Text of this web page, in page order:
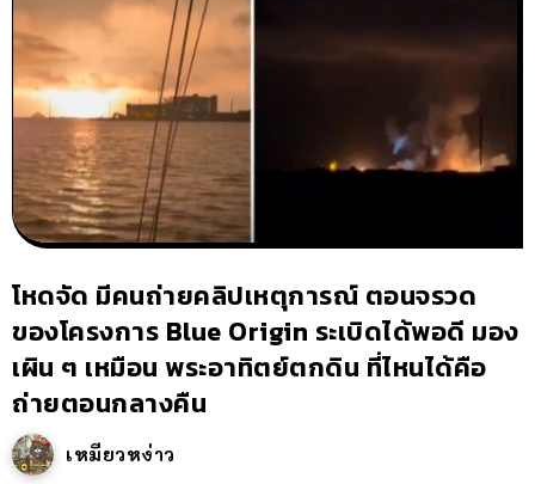
โหดจัด มีคนถ่ายคลิปเหตุการณ์ ตอนจรวด
ของโครงการ Blue Origin ระเบิดได้พอดี มอง
เผิน ๆ เหมือน พระอาทิตย์ตกดิน ที่ไหนได้คือ
ถ่ายตอนกลางคืน
เหมียวหง่าว